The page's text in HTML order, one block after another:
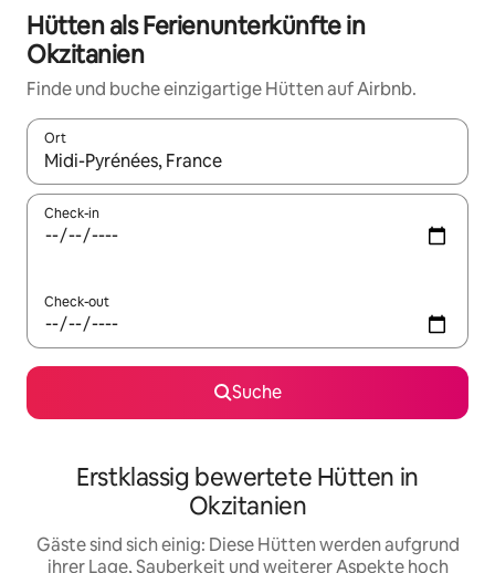
Hütten als Ferienunterkünfte in
Okzitanien
Finde und buche einzigartige Hütten auf Airbnb.
Ort
Wenn Ergebnisse verfügbar sind, navigiere mit den
Check-in
Check-out
Suche
Erstklassig bewertete Hütten in
Okzitanien
Gäste sind sich einig: Diese Hütten werden aufgrund
ihrer Lage, Sauberkeit und weiterer Aspekte hoch